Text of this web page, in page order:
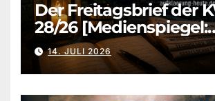
Der Freitagsbrief der
28/26 [Medienspiegel:
aufklaerung-heute.de]
14. JULI 2026